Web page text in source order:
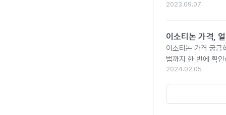
2023.09.07
이소티논 가격,
이소티논 가격 궁금
법까지 한 번에 확
2024.02.05